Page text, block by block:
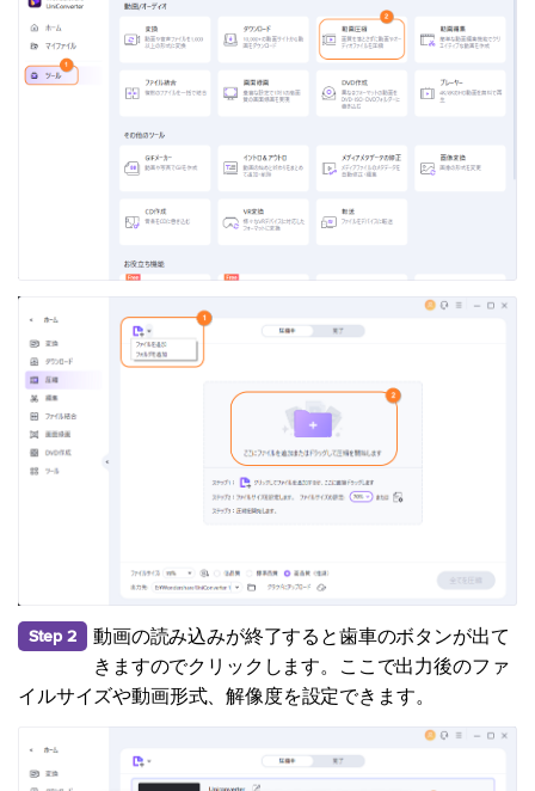
Step 2
動画の読み込みが終了すると歯車のボタンが出て
きますのでクリックします。ここで出力後のファ
イルサイズや動画形式、解像度を設定できます。